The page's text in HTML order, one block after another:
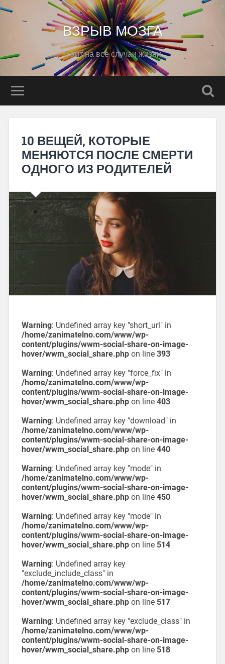
ВЗРЫВ МОЗГА
Сайт на все случаи жизни
10 ВЕЩЕЙ, КОТОРЫЕ
МЕНЯЮТСЯ ПОСЛЕ СМЕРТИ
ОДНОГО ИЗ РОДИТЕЛЕЙ
Warning: Undefined array key "short_url" in
/home/zanimatelno.com/www/wp-
content/plugins/wwm-social-share-on-image-
hover/wwm_social_share.phpon line 393
Warning: Undefined array key "force_fix" in
/home/zanimatelno.com/www/wp-
content/plugins/wwm-social-share-on-image-
hover/wwm_social_share.phpon line 403
Warning: Undefined array key "download" in
/home/zanimatelno.com/www/wp-
content/plugins/wwm-social-share-on-image-
hover/wwm_social_share.phpon line 440
Warning: Undefined array key "mode" in
/home/zanimatelno.com/www/wp-
content/plugins/wwm-social-share-on-image-
hover/wwm_social_share.phpon line 450
Warning: Undefined array key "mode" in
/home/zanimatelno.com/www/wp-
content/plugins/wwm-social-share-on-image-
hover/wwm_social_share.phpon line 514
Warning: Undefined array key
"exclude_include_class" in
/home/zanimatelno.com/www/wp-
content/plugins/wwm-social-share-on-image-
hover/wwm_social_share.phpon line 517
Warning: Undefined array key "exclude_class" in
/home/zanimatelno.com/www/wp-
content/plugins/wwm-social-share-on-image-
hover/wwm_social_share.phpon line 518